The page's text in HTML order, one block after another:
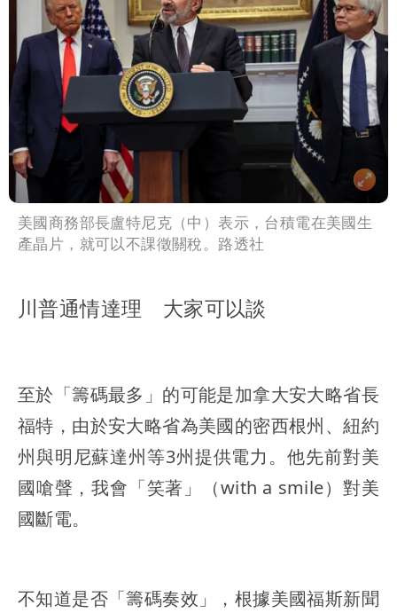
美國商務部長盧特尼克（中）表示，台積電在美國生
產晶片，就可以不課徵關稅。路透社
川普通情達理 大家可以談
至於「籌碼最多」的可能是加拿大安大略省長
福特，由於安大略省為美國的密西根州、紐約
州與明尼蘇達州等3州提供電力。他先前對美
國嗆聲，我會「笑著」（with a smile）對美
國斷電。
不知道是否「籌碼奏效」，根據美國福斯新聞